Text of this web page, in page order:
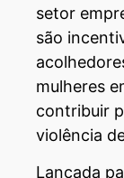
setor
são
mulheres
contribuir
violência
Lançada